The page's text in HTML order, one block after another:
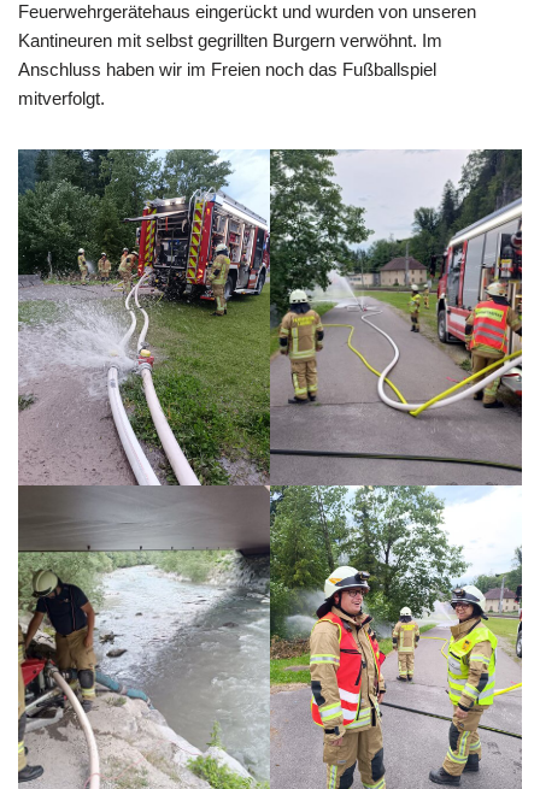
Feuerwehrgerätehaus eingerückt und wurden von unseren
Kantineuren mit selbst gegrillten Burgern verwöhnt. Im
Anschluss haben wir im Freien noch das Fußballspiel
mitverfolgt.